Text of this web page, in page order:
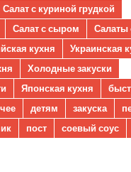
Салат с куриной грудкой
Салат с сыром
кухня
Украинская
Холодные закуски
Японская кухня
детям закуска
пост соевый соус